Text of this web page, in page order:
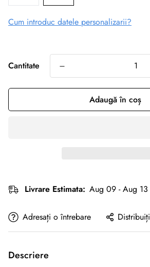
Cum introduc datele personalizarii?
Cantitate
Adaugă în coș
Livrare Estimata: Aug 09 - Aug 13
Adresați o întrebare Distribuiți
Descriere